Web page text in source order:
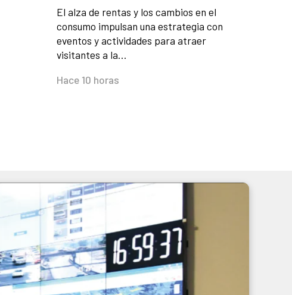
El alza de rentas y los cambios en el
consumo impulsan una estrategia con
eventos y actividades para atraer
visitantes a la…
Hace 10 horas